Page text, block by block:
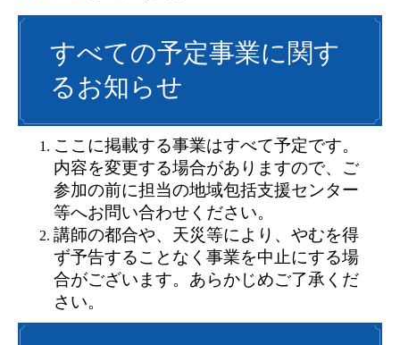
すべての予定事業に関す
るお知らせ
ここに掲載する事業はすべて予定です。
内容を変更する場合がありますので、ご
参加の前に担当の地域包括支援センター
等へお問い合わせください。
講師の都合や、天災等により、やむを得
ず予告することなく事業を中止にする場
合がございます。あらかじめご了承くだ
さい。